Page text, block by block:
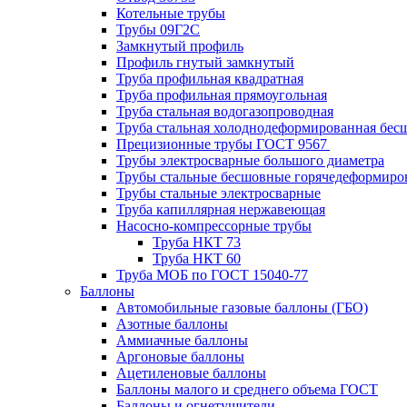
Котельные трубы
Трубы 09Г2С
Замкнутый профиль
Профиль гнутый замкнутый
Труба профильная квадратная
Труба профильная прямоугольная
Труба стальная водогазопроводная
Труба стальная холоднодеформированная
Прецизионные трубы ГОСТ 9567
Трубы электросварные большого диаметра
Трубы стальные бесшовные
Трубы стальные электросварные
Труба капиллярная нержавеющая
Насосно-компрессорные трубы
Труба НКТ 73
Труба НКТ 60
Труба МОБ по ГОСТ 15040-77
Баллоны
Автомобильные газовые баллоны (ГБО)
Азотные баллоны
Аммиачные баллоны
Аргоновые баллоны
Ацетиленовые баллоны
Баллоны малого и среднего объема ГОСТ